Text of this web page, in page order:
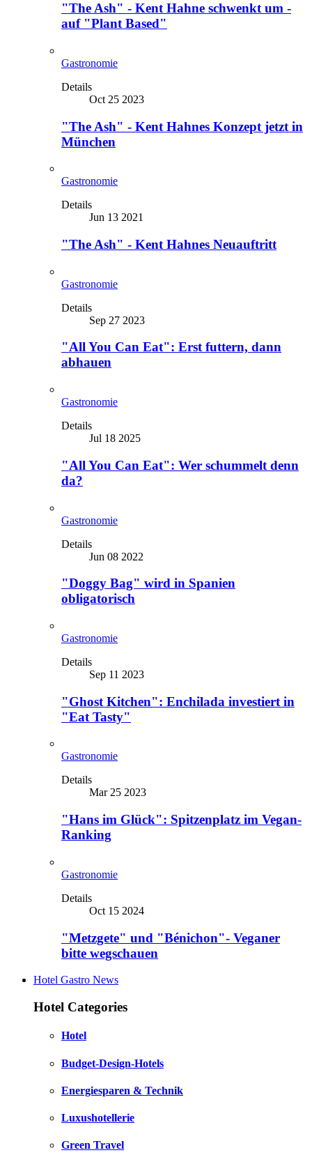
"The Ash" - Kent Hahne schwenkt um -
auf "Plant Based"
Gastronomie
Details
Oct 25 2023
"The Ash" - Kent Hahnes Konzept jetzt in
München
Gastronomie
Details
Jun 13 2021
"The Ash" - Kent Hahnes Neuauftritt
Gastronomie
Details
Sep 27 2023
"All You Can Eat": Erst futtern, dann
abhauen
Gastronomie
Details
Jul 18 2025
"All You Can Eat": Wer schummelt denn
da?
Gastronomie
Details
Jun 08 2022
"Doggy Bag" wird in Spanien
obligatorisch
Gastronomie
Details
Sep 11 2023
"Ghost Kitchen": Enchilada investiert in
"Eat Tasty"
Gastronomie
Details
Mar 25 2023
"Hans im Glück": Spitzenplatz im Vegan-
Ranking
Gastronomie
Details
Oct 15 2024
"Metzgete" und "Bénichon"- Veganer
bitte wegschauen
Hotel Gastro News
Hotel Categories
Hotel
Budget-Design-Hotels
Energiesparen & Technik
Luxushotellerie
Green Travel